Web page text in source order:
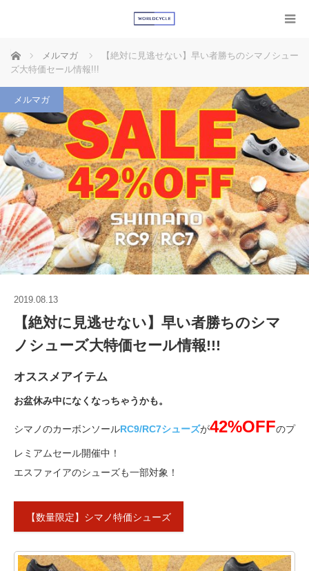
ホーム メルマガ
【絶対に見逃せない】早い者勝ちのシマノシュー
ズ大特価セール情報!!!
メルマガ
2019.08.13
【絶対に見逃せない】早い者勝ちのシマ
ノシューズ大特価セール情報!!!
オススメアイテム
お盆休み中になくなっちゃうかも。
シマノのカーボンソールRC9/RC7シューズが42%OFFのプ
レミアムセール開催中！
エスファイアのシューズも一部対象！
【数量限定】シマノ特価シューズ